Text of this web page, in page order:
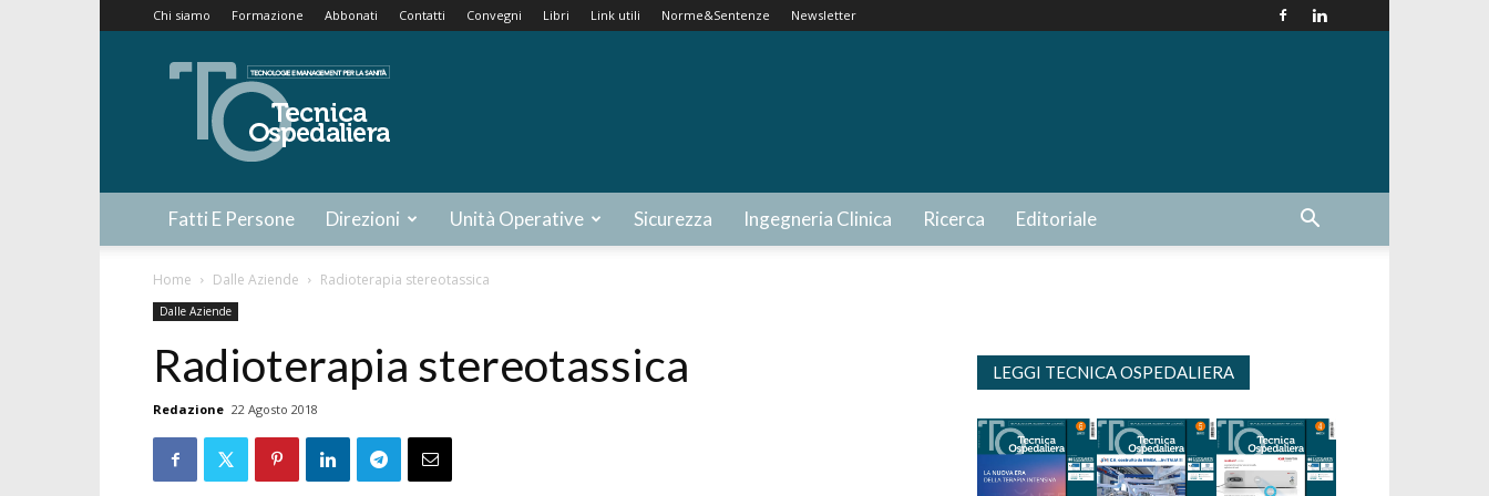
Chi siamo Formazione Abbonati Contatti Convegni Libri Link utili Norme&Sentenze Newsletter
Tecnica
Ospedaliera
Fatti E Persone Direzioni Unità Operative Sicurezza Ingegneria Clinica Ricerca Editoriale
Home Dalle Aziende Radioterapia stereotassica
Dalle Aziende
Radioterapia stereotassica
Redazione 22 Agosto 2018
LEGGI TECNICA OSPEDALIERA